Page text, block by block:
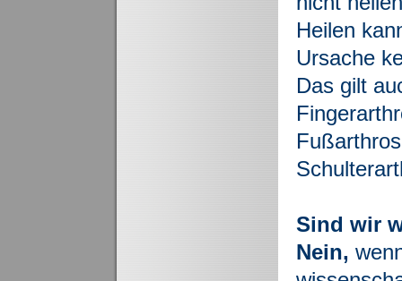
Heilen
Ursache
Das gilt
Sind wir
Nein,